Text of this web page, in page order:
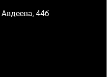
44б